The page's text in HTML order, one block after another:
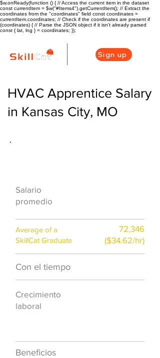
$w.onReady(function () { // Access the current item in the dataset
const currentItem = $w("#Items4").getCurrentItem(); // Extract the
coordinates from the "coordinates" field const coordinates =
currentItem.coordinates; // Check if the coordinates are present if
(coordinates) { // Parse the JSON object if it isn't already parsed
const { lat, lng } = coordinates; });
Sign up
HVAC Apprentice Salary
in Kansas City, MO
Salario
promedio
Average of a
SkillCat Graduate
72,346
($34.62/hr)
Con el tiempo
Crecimiento
laboral
Beneficios